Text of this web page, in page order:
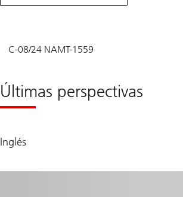
C-08/24 NAMT-1559
Últimas perspectivas
Inglés